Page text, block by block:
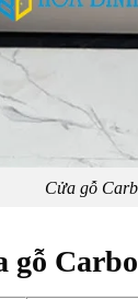
Cửa gỗ
gỗ